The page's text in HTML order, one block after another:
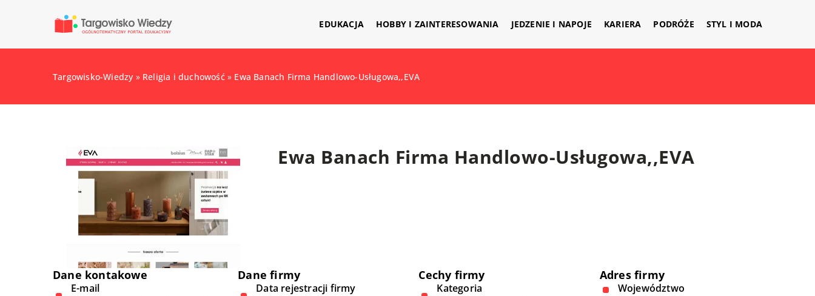
EDUKACJA HOBBY I ZAINTERESOWANIA JEDZENIE I NAPOJE KARIERA PODRÓŻE STYL I MODA
Targowisko-Wiedzy » Religia i duchowość» Ewa Banach Firma Handlowo-Usługowa,,EVA
Ewa Banach Firma Handlowo-Usługowa,,EVA
Dane kontakowe
E-mail
Dane firmy
Data rejestracji firmy
Cechy firmy
Kategoria
Adres firmy
Województwo